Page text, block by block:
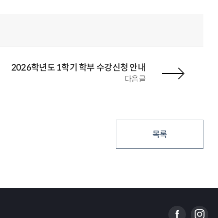
다음글
2026학년도 1학기 학부 수강신청 안내
목록